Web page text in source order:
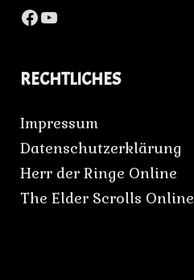
Facebook
YouTube
RECHTLICHES
Impressum
Datenschutzerklärung
Herr der Ringe Online
The Elder Scrolls Online